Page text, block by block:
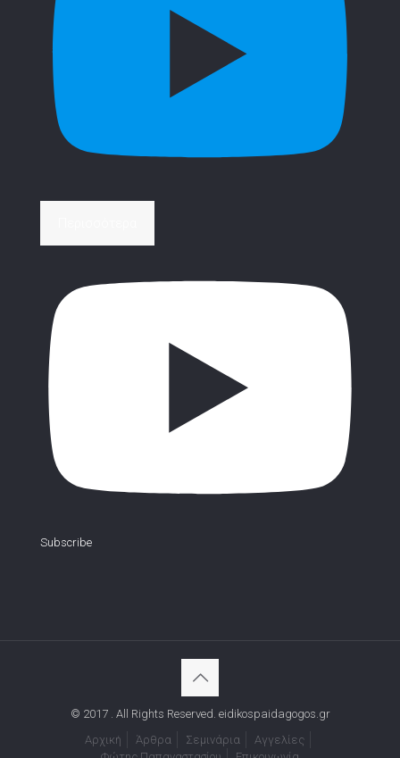
Subscribe
© 2017 . All Rights Reserved. eidikospaidagogos.gr
Αρχική
Άρθρα Σεμινάρια
Αγγελίες